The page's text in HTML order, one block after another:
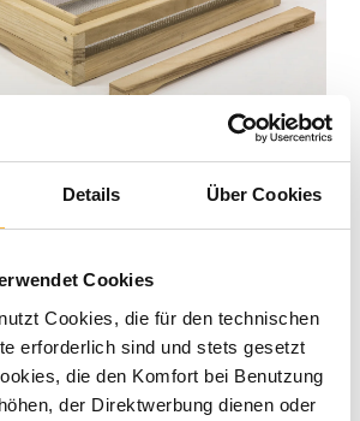
Details Über Cookies
Cookies
Cookies, die für den technischen
erforderlich sind und stets gesetzt
die den Komfort bei Benutzung
der Direktwerbung dienen oder
van 0 van 5 sterren
en excl. verzendkosten
binnen de aangegeven